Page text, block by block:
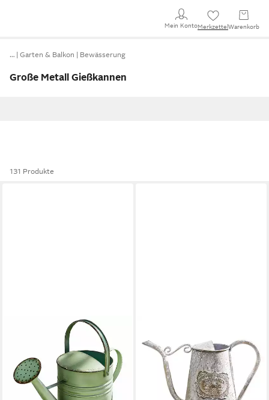
Mein KontoMerkzettel Warenkorb
… Garten & Balkon Bewässerung
Große Metall Gießkannen
131 Produkte